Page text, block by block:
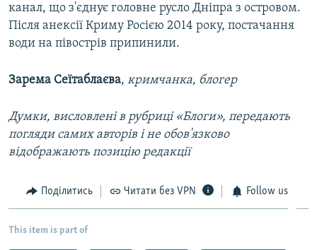
канал, що з'єднує головне русло Дніпра з островом.
Після анексії Криму Росією 2014 року, постачання
води на півострів припинили.
Зарема Сеїтаблаєва, кримчанка, блогер
Думки, висловлені в рубриці «Блоги», передають
погляди самих авторів і не обов'язково
відображають позицію редакції
Поділитись Читати без VPN Follow us
This item is part of